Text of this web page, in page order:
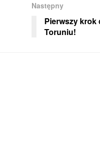
Następny
Pierwszy krok
Toruniu!